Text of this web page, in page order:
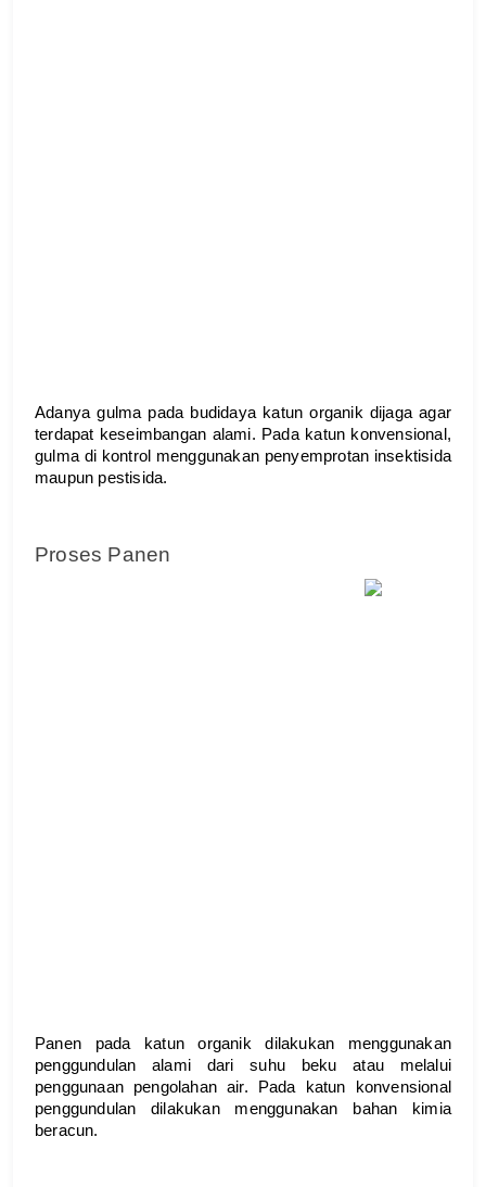
Adanya gulma pada budidaya katun organik dijaga agar
terdapat keseimbangan alami. Pada katun konvensional,
gulma di kontrol menggunakan penyemprotan insektisida
maupun pestisida.
Proses Panen
Panen pada katun organik dilakukan menggunakan
penggundulan alami dari suhu beku atau melalui
penggunaan pengolahan air. Pada katun konvensional
penggundulan dilakukan menggunakan bahan kimia
beracun.